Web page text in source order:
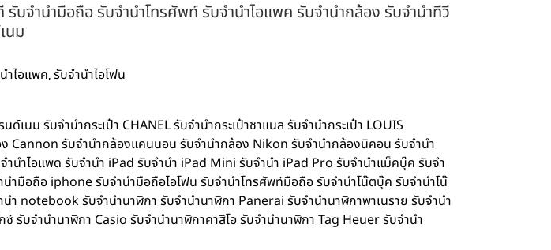
บจำนำมือถือ รับจำนำโทรศัพท์ รับจำนำไอแพค รับจำนำกล้อง รับจำนำทีวี
นม
ำไอแพค,รับจำนำไอโฟน
เนม รับจำนำกระเป๋า CHANEL รับจำนำกระเป๋าชาแนล รับจำนำกระเป๋า LOUIS
Cannon รับจำนำกล้องแคนนอน รับจำนำกล้อง Nikon รับจำนำกล้องนิคอน รับจำนำ
นำไอแพด รับจำนำ iPad รับจำนำ iPad Mini รับจำนำ iPad Pro รับจำนำแม็คบุ๊ค รับจำ
มือถือ iphone รับจำนำมือถือไอโฟน รับจำนำโทรศัพท์มือถือ รับจำนำโน๊ตบุ๊ค รับจำนำโน๊
notebook รับจำนำนาฬิกา รับจำนำนาฬิกา Panerai รับจำนำนาฬิกาพาเนราย รับจำนำ
รับจำนำนาฬิกา Casio รับจำนำนาฬิกาคาสิโอ รับจำนำนาฬิกา Tag Heuer รับจำนำ